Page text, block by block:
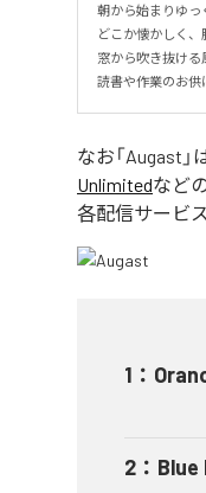
朝から始まりゆっ
どこか懐かしく、
窓から吹き抜ける
読書や作業のお供
なお「Augast 」
Unlimitedなど
各配信サービ
1 ：
2 ： Blue